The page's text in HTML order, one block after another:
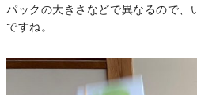
パックの大きさなどで異なるので、
ですね。